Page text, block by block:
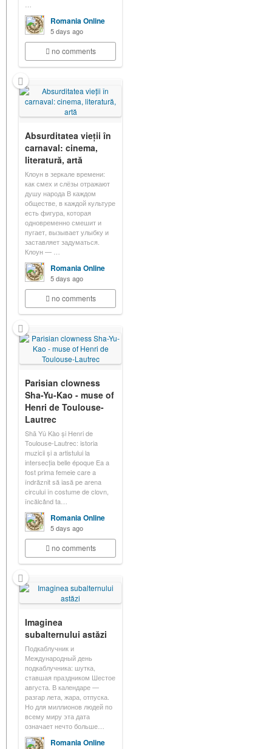
Romania Online
5 days ago
no comments
Absurditatea vieții în
carnaval: cinema,
literatură, artă
Клоун в зеркале времени:
как смех и слёзы отражают
душу народа В каждом
обществе, в каждой культуре
есть фигура, которая
одновременно смешит и
пугает, вызывает улыбку и
заставляет задуматься.
Клоун — …
Romania Online
5 days ago
no comments
Parisian clowness
Sha-Yu-Kao - muse of
Henri de Toulouse-
Lautrec
Shā Yǔ Kào și Henri de
Toulouse-Lautrec: istoria
muzicii și a artistului la
intersecția belle époque Ea a
fost prima femeie care a
îndrăznit să iasă pe arena
circului în costume de clovn,
încălcând ta…
Romania Online
5 days ago
no comments
Imaginea
subalternului astăzi
Подкаблучник и
Международный день
подкаблучника: шутка,
ставшая праздником Шестое
августа. В календаре —
разгар лета, жара, отпуска.
Но для миллионов людей по
всему миру эта дата
означает нечто больше…
Romania Online